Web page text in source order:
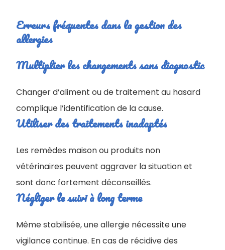
Erreurs fréquentes dans la gestion des
allergies
Multiplier les changements sans diagnostic
Changer d’aliment ou de traitement au hasard
complique l’identification de la cause.
Utiliser des traitements inadaptés
Les remèdes maison ou produits non
vétérinaires peuvent aggraver la situation et
sont donc fortement déconseillés.
Négliger le suivi à long terme
Même stabilisée, une allergie nécessite une
vigilance continue. En cas de récidive des